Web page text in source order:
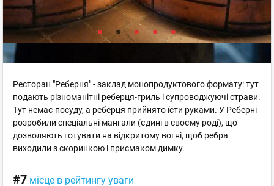
Ресторан "Реберня" - заклад монопродуктового формату: тут
подають різноманітні реберця-гриль і супроводжуючі страви.
Тут немає посуду, а реберця прийнято їсти руками. У Реберні
розробили спеціальні мангали (єдині в своєму роді), що
дозволяють готувати на відкритому вогні, щоб ребра
виходили з скоринкою і присмаком димку.
#7 місце в рейтингу уваги